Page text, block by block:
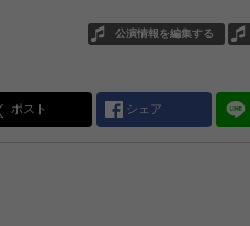
公演情報を編集する
ポスト シェア